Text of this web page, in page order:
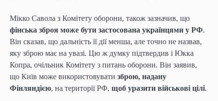
Мікко Савола з Комітету оборони, також зазначив, що
фінська зброя може бути застосована українцями у РФ.
Він сказав, що дальність її дії менша, але точно не назвав,
яку зброю має на увазі. Цю ж думку підтвердив і Юкка
Копра, очільник Комітету з питань оборони. Він заявив,
що Київ може використовувати зброю, надану
Фінляндією, на території РФ, щоб уразити військові цілі.